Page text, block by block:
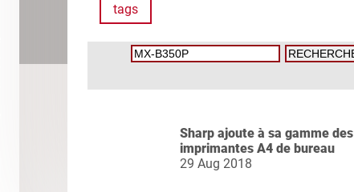
tags
Sharp ajoute à sa gamme des
imprimantes A4 de bureau
29 Aug 2018